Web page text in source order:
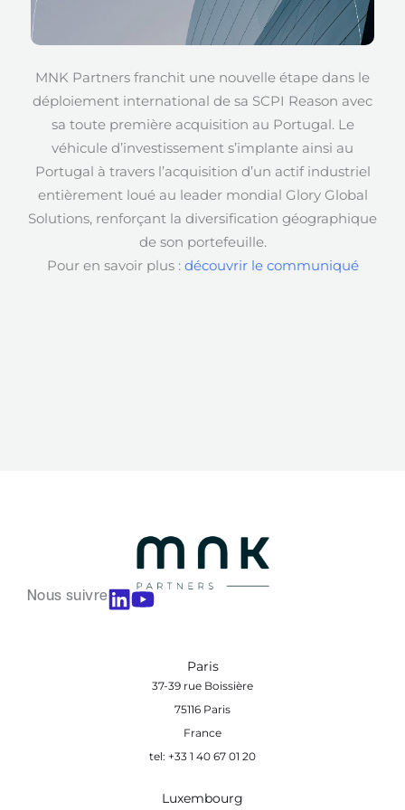
MNK Partners franchit une nouvelle étape dans le
déploiement international de sa SCPI Reason avec
sa toute première acquisition au Portugal. Le
véhicule d’investissement s’implante ainsi au
Portugal à travers l’acquisition d’un actif industriel
entièrement loué au leader mondial Glory Global
Solutions, renforçant la diversification géographique
de son portefeuille.
Pour en savoir plus : découvrir le communiqué
Nous suivre
Paris
37-39 rue Boissière
75116 Paris
France
tel: +33 1 40 67 01 20
Luxembourg